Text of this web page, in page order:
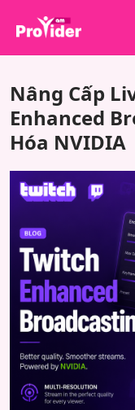
Về chúng tôi
Đăng nhập
Đăng ký
Dịch vụ
API
Điều khoản
Blog
Nâng Cấp
Enhanced
Hóa NVIDIA